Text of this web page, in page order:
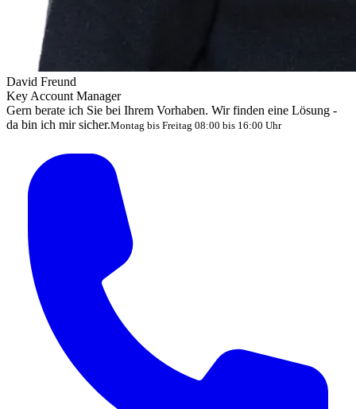
David Freund
Key Account Manager
Gern berate ich Sie bei Ihrem Vorhaben. Wir finden eine Lösung -
da bin ich mir sicher.Montag bis Freitag 08:00 bis 16:00 Uhr